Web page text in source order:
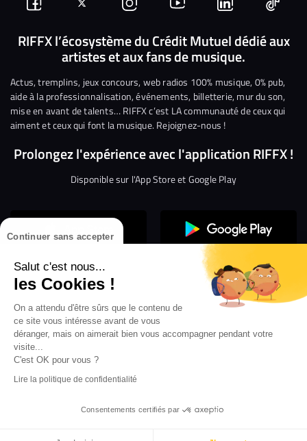
Continuer sans accepter
Salut c'est nous...
les Cookies !
On a attendu d'être sûrs que le contenu de
ce site vous intéresse avant de vous
déranger, mais on aimerait bien vous accompagner pendant votre
visite...
C'est OK pour vous ?
Lire la politique de confidentialité
Consentements certifiés par
Suivez-
nous
Facebook
Suivez-
nous
sur
Twitter
Nous
rejoindre
sur
Instagram
Nous
rejoindre
sur
YouTube
Nous
rejoindre
sur
Linkedin
Nous
RIFFX l’écosystème du Crédit Mutuel dédié aux
artistes et aux fans de musique.
Actus, tremplins, jeux concours, web radios 100% musique, 0% pub,
aide à la professionnalisation, événements, billetterie, mur du son,
mise en avant de talents… RIFFX c’est LA communauté de ceux qui
aiment et ceux qui font la musique. Rejoignez-nous !
Prolongez l'expérience avec l'application RIFFX !
Disponible sur l'App Store et Google Play
Confidentialité
Gestion des cookies
Conditions générales d’utilisation
Mentions légales
les webradios RIFFX
en exclusivité sur VIBES le titre de la révé